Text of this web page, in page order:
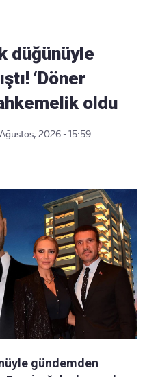
düğünüyle
‘Döner
oldu
2026 - 15:59
gündemden